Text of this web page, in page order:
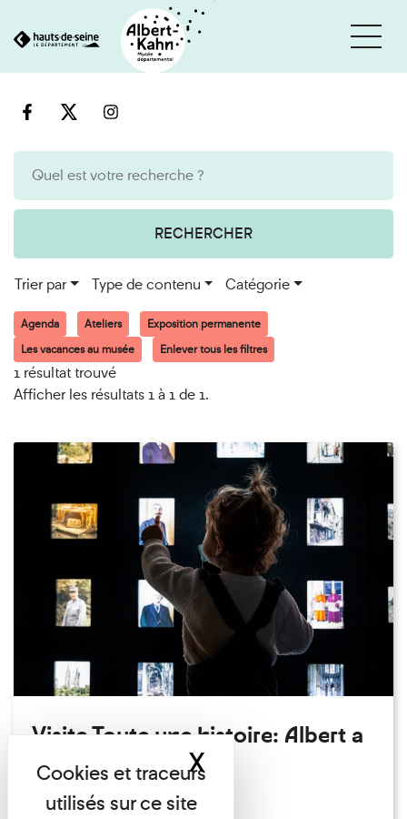
au
RECHERCHER
Trier par Type de contenu Catégorie
Agenda Ateliers
Exposition permanente
Les vacances au musée
Enlever tous les filtres
1 résultat trouvé
Afficher les résultats 1 à 1 de 1.
Visite Toute une histoire: Albert a
perdu son chapeau!
Exposition permanente
Cookies et traceurs utilisés sur ce site
XMasquer le